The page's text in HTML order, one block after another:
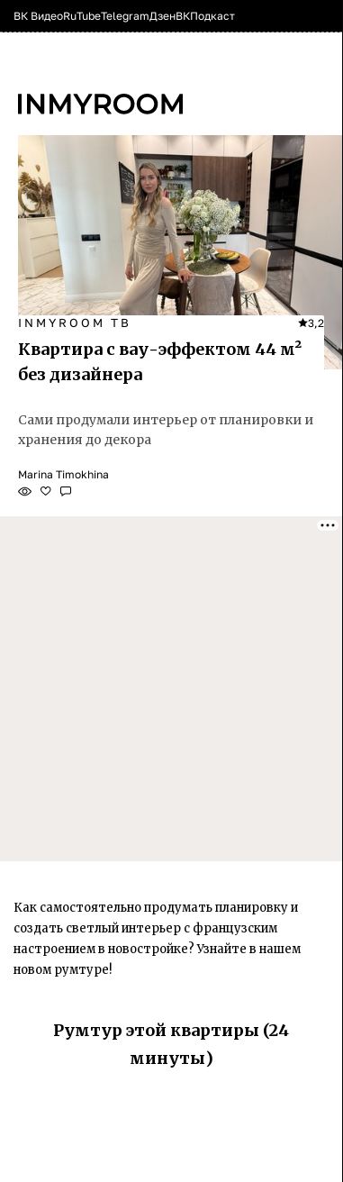
ВК ВидеоRuTubeTelegramДзенВКПодкаст
INMYROOM ТВ 3,2
Квартира с вау-эффектом 44 м²
без дизайнера
Сами продумали интерьер от планировки и
хранения до декора
Marina Timokhina
Как самостоятельно продумать планировку и
создать светлый интерьер с французским
настроением в новостройке? Узнайте в нашем
новом румтуре!
Румтур этой квартиры (24
минуты)